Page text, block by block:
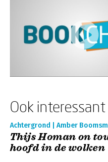
Ook interessant
Achtergrond | Amber
Thijs Homan on tour: Managen
hoofd in de wolken